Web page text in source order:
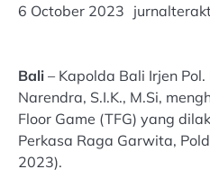
6 October 2023
Bali – Kapolda Bali Irjen
Narendra, S.I.K., M.Si,
Floor Game (TFG) yang
Perkasa Raga Garwita,
2023).